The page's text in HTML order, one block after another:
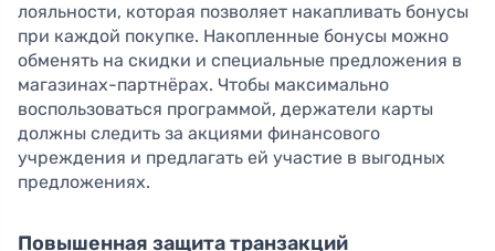
лояльности, которая позволяет накапливать бонусы
при каждой покупке. Накопленные бонусы можно
обменять на скидки и специальные предложения в
магазинах-партнёрах. Чтобы максимально
воспользоваться программой, держатели карты
должны следить за акциями финансового
учреждения и предлагать ей участие в выгодных
предложениях.
Повышенная защита транзакций